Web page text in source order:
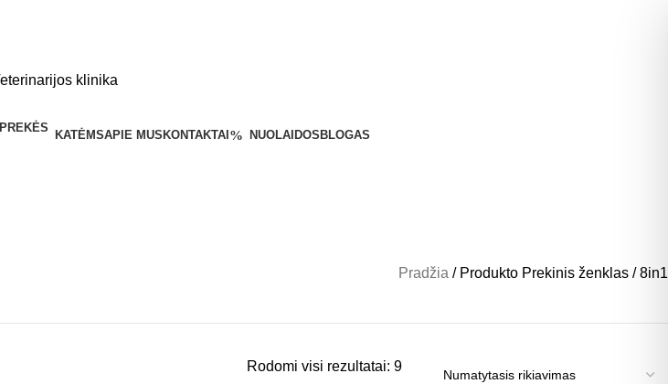
klinika
KATĖMSAPIE MUS KONTAKTAI NUOLAIDOS BLOGAS
Pradžia Produkto Prekinis ženklas 8in1
Rodomi visi rezultatai: 9